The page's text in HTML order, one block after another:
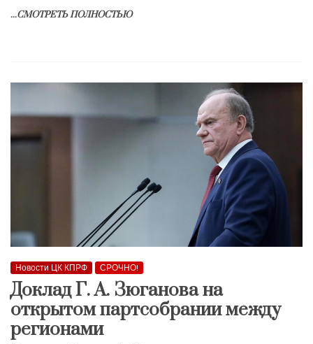
...СМОТРЕТЬ ПОЛНОСТЬЮ
Новости ЦК КПРФ СРОЧНО!
Доклад Г. А. Зюганова на
открытом партсобрании между
регионами